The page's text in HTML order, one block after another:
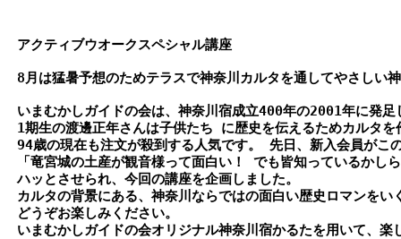
アクティブウオークスペシャル講座
8月は猛暑予想のためテラスで神奈川カルタを通してやさしい
いまむかしガイドの会は、神奈川宿成立400年の2001年に発足
1
94歳の現在も注文が殺到する人気です。 先日、新入会員がこ
「竜宮城の土産が観音様って面白い！ でも皆知っているかし
ハッとさせられ、今回の講座を企画しました。
カルタの背景にある、神奈川ならではの面白い歴史ロマンを
どうぞお楽しみください。
いまむかしガイドの会オリジナル神奈川宿かるたを用いて、楽